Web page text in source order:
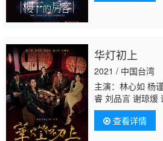
华灯初上
2021 / 中国台湾
主演：林心如 杨
睿 刘品言 谢琼煖
杰 章广辰 谢雨芝
杰 修杰楷 李李仁
恒 任容萱 许光汉
查看详情